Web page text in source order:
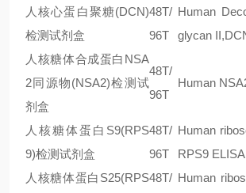
人核心蛋白聚糖(DCN)
检测试剂盒
48T/
96T
Human
glycan
人核糖体合成蛋白NSA
2同源物(NSA2)检测试
剂盒
48T/
96T
Human
人核糖体蛋白S9(RPS
9)检测试剂盒
48T/
96T
Human
RPS9
人核糖体蛋白S25(RPS48T/ Human